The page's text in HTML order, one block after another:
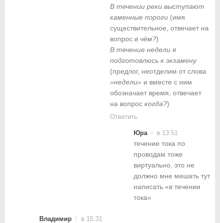
В течении реки выступают
каменные пороги (имя
существительное, отвечает на
вопрос в чём?)
В течение недели я
подготовлюсь к экзамену
(предлог, неотделим от слова
«недели» и вместе с ним
обозначает время, отвечает
на вопрос когда?)
Ответить
Юра в 13:51
течение тока по
проводам тоже
виртуально, это не
должно мне мешать тут
написать «в течении
тока»
Владимир в 15:31